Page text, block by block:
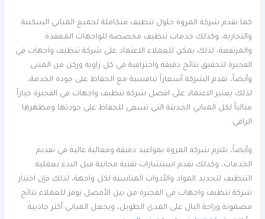
كما تقدم شركة المروة حلول تنظيف متكاملة لجميع المباني السكنية
والتجارية، وكذلك خدمات تنظيف مخصصة للواجهات المعقدة
والمرتفعة، لذلك يمكن للعملاء الاعتماد على شركة تنظيف واجهات في
الفجيرة لتحقيق نتائج دقيقة واحترافية في كل زاوية وركن من المبنى.
وأيضاً، تقدم الشركة أسعاراً تنافسية مع الحفاظ على جودة الخدمة،
لذلك يعتبر الاعتماد على افضل شركة تنظيف واجهات في الفجيرة خياراً
مثالياً لكل المباني الحديثة التي تسعى للحفاظ على جودتها ومظهرها
الراقي.
وأيضاً، تلتزم شركة المروة بمواعيد دقيقة وفعالية عالية في تقديم
الخدمات، وكذلك تقدم استشارات تقنية مجانية قبل البدء بعملية
التنظيف لتحديد المواد والأدوات المناسبة لكل واجهة، لذلك فإن اختيار
شركة تنظيف واجهات في الفجيرة من بين الأفضل يوفر للعملاء نتائج
مضمونة وراحة البال على المدى الطويل، ويجعل المباني أكثر جاذبية